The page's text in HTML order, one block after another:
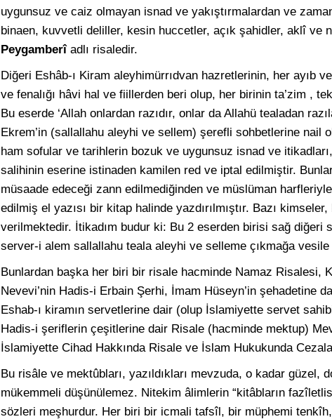
uygunsuz ve caiz olmayan isnad ve yakıştırmalardan ve
binaen, kuvvetli deliller, kesin huccetler, açık şahidler, aklî ve
Peygamberîadlı risaledir.
Diğeri Eshâb-ı Kiram aleyhimürrıdvan hazretlerinin, her ayıb
ve fenalığı hâvi hal ve fiillerden beri olup, her birinin ta’zim ,
Bu eserde ‘Allah onlardan razıdır, onlar da Allahü tealadan
Ekrem’in (sallallahu aleyhi ve sellem) şerefli sohbetlerine nail
ham sofular ve tarihlerin bozuk ve uygunsuz isnad ve
salihinin eserine istinaden kamilen red ve iptal edilmiştir.
müsaade edeceği zann edilmediğinden ve müslüman harfleriyle
edilmiş el yazısı bir kitap halinde yazdırılmıştır. Bazı
verilmektedir. İtikadım budur ki: Bu 2 eserden birisi sağ diğeri
server-i alem sallallahu teala aleyhi ve selleme çıkmağa vesile
Bunlardan başka her biri bir risale hacminde Namaz Risalesi,
Nevevi’nin Hadis-i Erbain Şerhi, İmam Hüseyn’in şehadetine
Eshab-ı kiramın servetlerine dair (olup İslamiyette servet
Hadis-i şeriflerin çeşitlerine dair Risale (hacminde mektup)
İslamiyette Cihad Hakkında Risale ve İslam Hukukunda
Bu risâle ve mektûbları, yazıldıkları mevzuda, o kadar güzel,
mükemmeli düşünülemez. Nitekim âlimlerin “kitâbların
sözleri meşhurdur. Her biri bir icmali tafsîl, bir müphemi